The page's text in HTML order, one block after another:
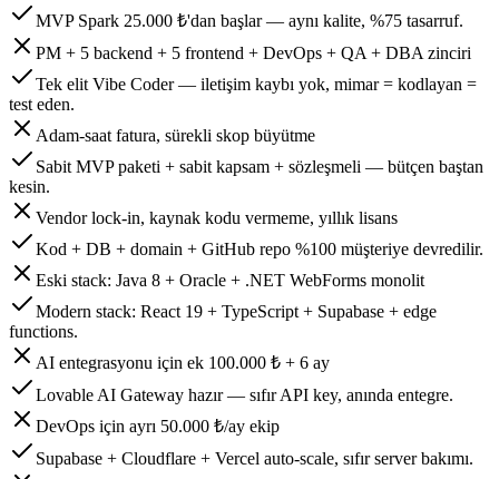
MVP Spark 25.000 ₺'dan başlar — aynı kalite, %75 tasarruf.
PM + 5 backend + 5 frontend + DevOps + QA + DBA zinciri
Tek elit Vibe Coder — iletişim kaybı yok, mimar = kodlayan =
test eden.
Adam-saat fatura, sürekli skop büyütme
Sabit MVP paketi + sabit kapsam + sözleşmeli — bütçen baştan
kesin.
Vendor lock-in, kaynak kodu vermeme, yıllık lisans
Kod + DB + domain + GitHub repo %100 müşteriye devredilir.
Eski stack: Java 8 + Oracle + .NET WebForms monolit
Modern stack: React 19 + TypeScript + Supabase + edge
functions.
AI entegrasyonu için ek 100.000 ₺ + 6 ay
Lovable AI Gateway hazır — sıfır API key, anında entegre.
DevOps için ayrı 50.000 ₺/ay ekip
Supabase + Cloudflare + Vercel auto-scale, sıfır server bakımı.